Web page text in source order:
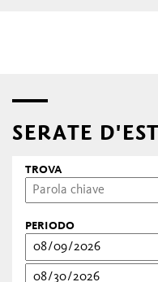
SERATE
TROVA
PERIODO